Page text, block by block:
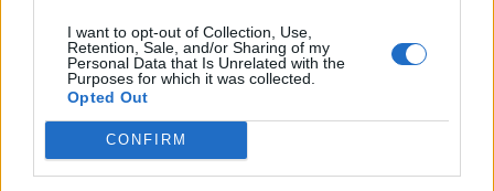
I want to opt-out of Collection, Use,
Retention, Sale, and/or Sharing of my
Personal Data that Is Unrelated with the
Purposes for which it was collected.
Opted Out
CONFIRM
23:03
Ποια είναι τα δέντρα που μπορούν να γίνουν «ασπίδα» για
το σπίτι σας απέναντι στις πυρκαγιές
22:55
Ανησυχία στην Τεχεράνη: Ο πρόεδρος του Ιράν δηλώνει
ότι η επαφή με τον Χαμενεΐ είναι δύσκολη